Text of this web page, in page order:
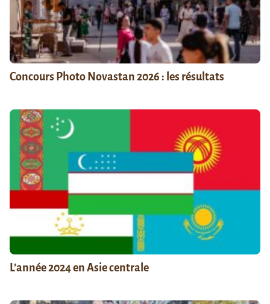
Concours Photo Novastan 2026 : les résultats
L’année 2024 en Asie centrale